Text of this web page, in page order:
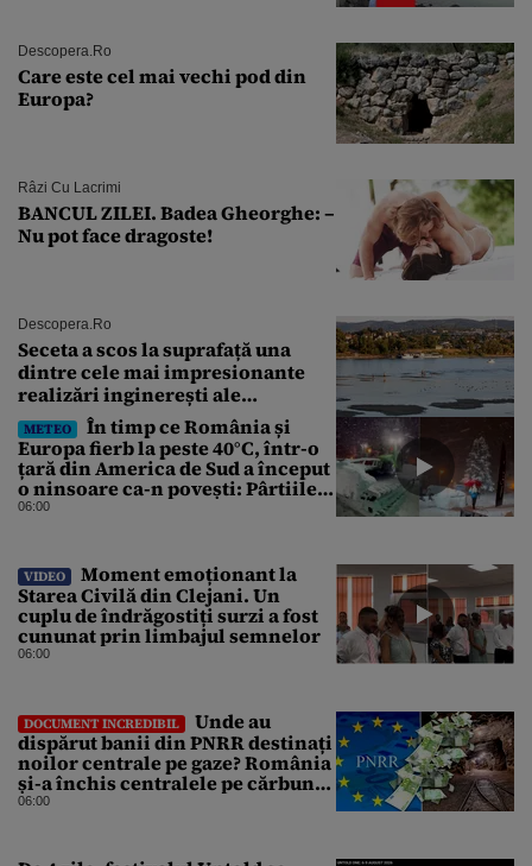
Descopera.ro
Care este cel mai vechi pod din
Europa?
Râzi Cu Lacrimi
BANCUL ZILEI. Badea Gheorghe: –
Nu pot face dragoste!
Descopera.ro
Seceta a scos la suprafață una
dintre cele mai impresionante
realizări inginerești ale
Imperiului Roman
METEO
În timp ce România și
Europa fierb la peste 40°C, într-o
țară din America de Sud a început
o ninsoare ca-n povești: Pârtiile
s-au umplut de schiori
06:00
VIDEO
Moment emoționant la
Starea Civilă din Clejani. Un
cuplu de îndrăgostiți surzi a fost
cununat prin limbajul semnelor
06:00
DOCUMENT INCREDIBIL
Unde au
dispărut banii din PNRR destinați
noilor centrale pe gaze? România
și-a închis centralele pe cărbune
în ritm galopant, dar nu a pus
06:00